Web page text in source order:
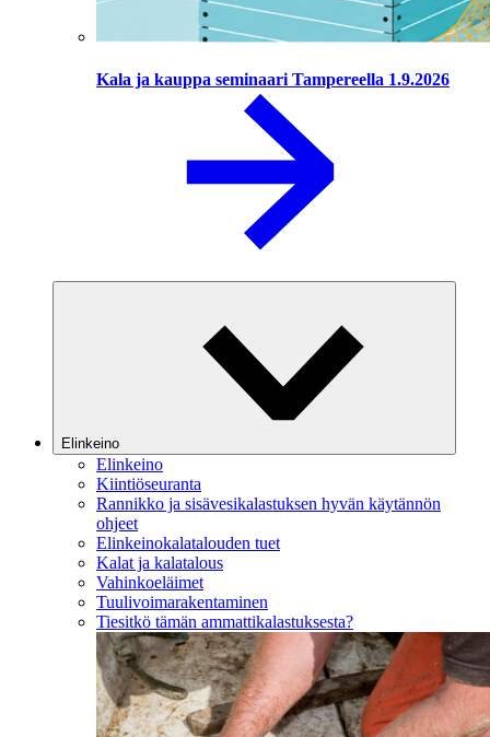
Kala ja kauppa seminaari Tampereella 1.9.2026
Elinkeino
Elinkeino
Kiintiöseuranta
Rannikko ja sisävesikalastuksen hyvän käytännön
ohjeet
Elinkeinokalatalouden tuet
Kalat ja kalatalous
Vahinkoeläimet
Tuulivoimarakentaminen
Tiesitkö tämän ammattikalastuksesta?